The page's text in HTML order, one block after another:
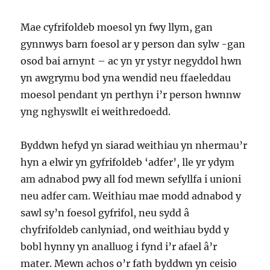
Mae cyfrifoldeb moesol yn fwy llym, gan
gynnwys barn foesol ar y person dan sylw -gan
osod bai arnynt – ac yn yr ystyr negyddol hwn
yn awgrymu bod yna wendid neu ffaeleddau
moesol pendant yn perthyn i’r person hwnnw
yng nghyswllt ei weithredoedd.
Byddwn hefyd yn siarad weithiau yn nhermau’r
hyn a elwir yn gyfrifoldeb ‘adfer’, lle yr ydym
am adnabod pwy all fod mewn sefyllfa i unioni
neu adfer cam. Weithiau mae modd adnabod y
sawl sy’n foesol gyfrifol, neu sydd â
chyfrifoldeb canlyniad, ond weithiau bydd y
bobl hynny yn analluog i fynd i’r afael â’r
mater. Mewn achos o’r fath byddwn yn ceisio